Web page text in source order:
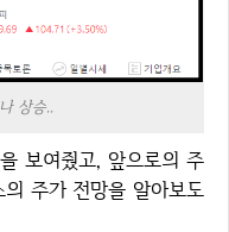
상승..
주가 전망을 알아보도